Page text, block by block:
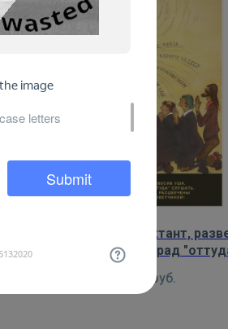
Плакат: Иной сектант,
уши, молитвы рад
руб.